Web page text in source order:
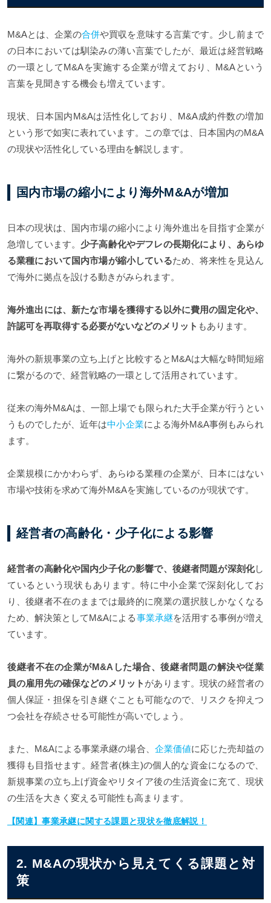
M&Aとは、企業の合併や買収を意味する言葉です。少し前まで
の日本においては馴染みの薄い言葉でしたが、最近は経営戦略
の一環としてM&Aを実施する企業が増えており、M&Aという
言葉を見聞きする機会も増えています。
現状、日本国内M&Aは活性化しており、M&A成約件数の増加
という形で如実に表れています。この章では、日本国内のM&A
の現状や活性化している理由を解説します。
国内市場の縮小により海外M&Aが増加
日本の現状は、国内市場の縮小により海外進出を目指す企業が
急増しています。 少子高齢化やデフレの長期化により、あらゆ
る業種において国内市場が縮小しているため、将来性を見込ん
で海外に拠点を設ける動きがみられます。
海外進出には、新たな市場を獲得する以外に費用の固定化や、
許認可を再取得する必要がないなどのメリット もあります。
海外の新規事業の立ち上げと比較するとM&Aは大幅な時間短縮
に繋がるので、経営戦略の一環として活用されています。
従来の海外M&Aは、一部上場でも限られた大手企業が行うとい
うものでしたが、近年は中小企業による海外M&A事例もみられ
ます。
企業規模にかかわらず、あらゆる業種の企業が、日本にはない
市場や技術を求めて海外M&Aを実施しているのが現状です。
経営者の高齢化・少子化による影響
経営者の高齢化や国内少子化の影響で、後継者問題が深刻化し
ているという現状もあります。特に中小企業で深刻化してお
り、後継者不在のままでは最終的に廃業の選択肢しかなくなる
ため、解決策としてM&Aによる事業承継を活用する事例が増え
ています。
後継者不在の企業がM&Aした場合、後継者問題の解決や従業
員の雇用先の確保などのメリット があります。現状の経営者の
個人保証・担保を引き継ぐことも可能なので、リスクを抑えつ
つ会社を存続させる可能性が高いでしょう。
また、M&Aによる事業承継の場合、 企業価値に応じた売却益の
獲得も目指せます。経営者(株主)の個人的な資金になるので、
新規事業の立ち上げ資金やリタイア後の生活資金に充て、現状
の生活を大きく変える可能性も高まります。
【関連】事業承継に関する課題と現状を徹底解説！
2. M&Aの現状から見えてくる課題と対
策